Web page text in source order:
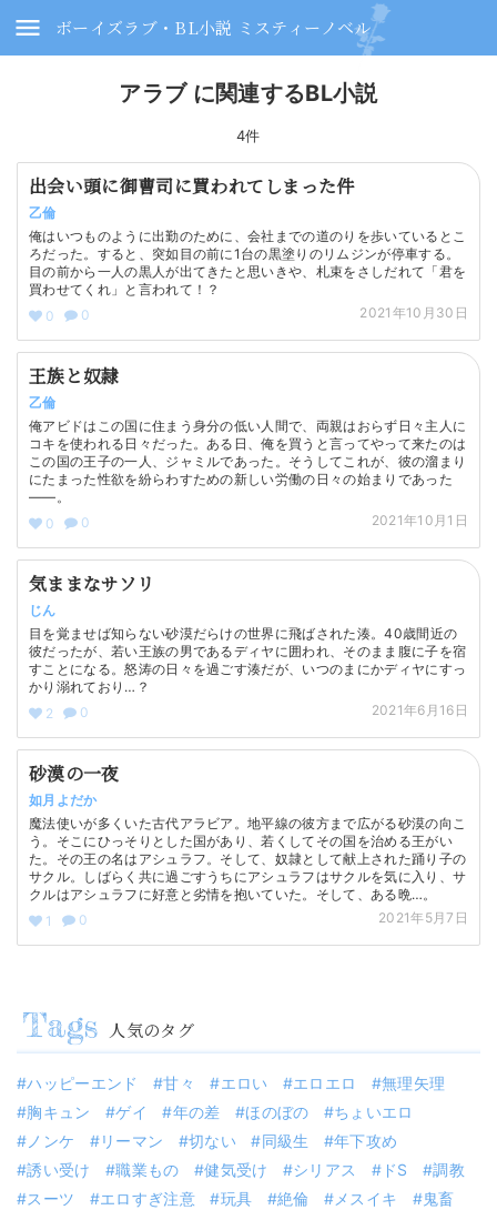
ボーイズラブ・BL小説 ミスティーノベル
アラブ に関連するBL小説
4件
出会い頭に御曹司に買われてしまった件
乙倫
俺はいつものように出勤のために、会社までの道のりを歩いているとこ
ろだった。すると、突如目の前に1台の黒塗りのリムジンが停車する。
目の前から一人の黒人が出てきたと思いきや、札束をさしだれて「君を
買わせてくれ」と言われて！？
0
0 2021年10月30日
王族と奴隷
乙倫
俺アビドはこの国に住まう身分の低い人間で、両親はおらず日々主人に
コキを使われる日々だった。ある日、俺を買うと言ってやって来たのは
この国の王子の一人、ジャミルであった。そうしてこれが、彼の溜まり
にたまった性欲を紛らわすための新しい労働の日々の始まりであった
――。
0
0 2021年10月1日
気ままなサソリ
じん
目を覚ませば知らない砂漠だらけの世界に飛ばされた湊。40歳間近の
彼だったが、若い王族の男であるディヤに囲われ、そのまま腹に子を宿
すことになる。怒涛の日々を過ごす湊だが、いつのまにかディヤにすっ
かり溺れており…？
2
0 2021年6月16日
砂漠の一夜
如月よだか
魔法使いが多くいた古代アラビア。地平線の彼方まで広がる砂漠の向こ
う。そこにひっそりとした国があり、若くしてその国を治める王がい
た。その王の名はアシュラフ。そして、奴隷として献上された踊り子の
サクル。しばらく共に過ごすうちにアシュラフはサクルを気に入り、サ
クルはアシュラフに好意と劣情を抱いていた。そして、ある晩…。
1
0 2021年5月7日
人気のタグ
ハッピーエンド 甘々 エロい エロエロ
無理矢理
胸キュン
ゲイ 年の差 ほのぼの
ちょいエロ
ノンケ
リーマン 切ない 同級生
年下攻め
誘い受け
職業もの 健気受け シリアス ドS
調教
スーツ
エロすぎ注意 玩具 絶倫 メスイキ
鬼畜